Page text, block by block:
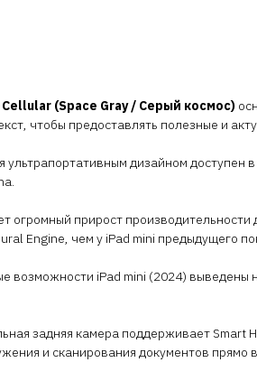
Cellular (Space Gray / Серый космос)
чтобы предоставлять полезные и
ультрапортативным дизайном
огромный прирост
Engine, чем у iPad mini предыдущего
возможности iPad mini (2024)
задняя камера поддерживает
и сканирования документов прямо